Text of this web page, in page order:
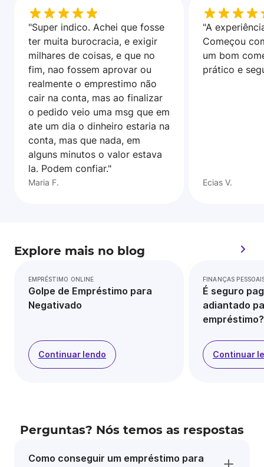
"Super indico. Achei que fosse
ter muita burocracia, e exigir
milhares de coisas, e que no
fim, nao fossem aprovar ou
realmente o emprestimo não
cair na conta, mas ao finalizar
o pedido veio uma msg que em
ate um dia o dinheiro estaria na
conta, mas que nada, em
alguns minutos o valor estava
la. Podem confiar."
Maria F.
"A
Começou
um bom
prático e
Ecias V.
Explore mais no blog
EMPRÉSTIMO ONLINE
Golpe de Empréstimo para
Negativado
Continuar lendo
FINANÇAS
É seguro
adiantado
empréstimo?
Continuar
Perguntas? Nós temos as respostas
Como conseguir um empréstimo para